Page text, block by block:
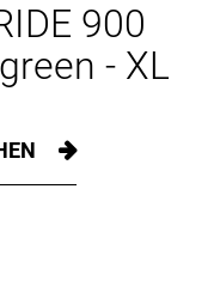
900
- XL